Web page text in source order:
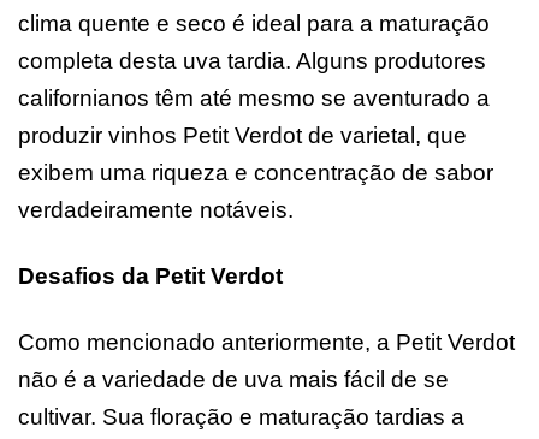
clima quente e seco é ideal para a maturação
completa desta uva tardia. Alguns produtores
californianos têm até mesmo se aventurado a
produzir vinhos Petit Verdot de varietal, que
exibem uma riqueza e concentração de sabor
verdadeiramente notáveis.
Desafios da Petit Verdot
Como mencionado anteriormente, a Petit Verdot
não é a variedade de uva mais fácil de se
cultivar. Sua floração e maturação tardias a